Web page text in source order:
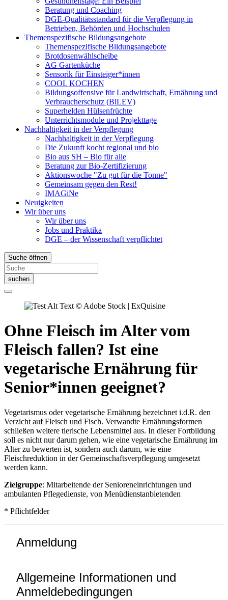
Beratung und Coaching
DGE-Qualitätsstandard für die Verpflegung in
Betrieben, Behörden und Hochschulen
Themenspezifische Bildungsangebote
Themenspezifische Bildungsangebote
Brotdosenwählscheibe
AG Gartenküche
Sensorik für Einsteiger*innen
COOL KOCHEN
Bildungsoffensive für Landwirtschaft, Ernährung und
Verbraucherschutz (BiLEV)
Superhelden Hülsenfrüchte
Unterrichtsmodule und Projekttage
Nachhaltigkeit in der Verpflegung
Nachhaltigkeit in der Verpflegung
Die Zukunft kocht regional und bio
Bio aus SH – Bio für alle
Beratung zur Bio-Zertifizierung
Aktionswoche "Zu gut für die Tonne"
Gemeinsam gegen den Rest!
IMAGiNe
Neuigkeiten
Wir über uns
Wir über uns
Jobs und Praktika
DGE – der Wissenschaft verpflichtet
Suche öffnen
suchen
© Adobe Stock | ExQuisine
Ohne Fleisch im Alter vom
Fleisch fallen? Ist eine
vegetarische Ernährung für
Senior*innen geeignet?
Vegetarismus oder vegetarische Ernährung bezeichnet i.d.R. den
Verzicht auf Fleisch und Fisch. Verwandte Ernährungsformen
schließen weitere tierische Lebensmittel aus. In dieser Fortbildung
soll es nicht nur darum gehen, wie eine vegetarische Ernährung im
Alter zu bewerten ist, sondern auch darum, wie eine
Fleischreduktion in der Gemeinschaftsverpflegung umgesetzt
werden kann.
Zielgruppe: Mitarbeitende der Senioreneinrichtungen und
ambulanten Pflegedienste, von Menüdienstanbietenden
* Pflichtfelder
Anmeldung
Allgemeine Informationen und
Anmeldebedingungen